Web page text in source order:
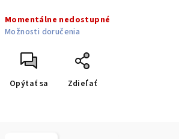
cena:
Momentálne nedostupné
Možnosti doručenia
Opýtať sa Zdieľať